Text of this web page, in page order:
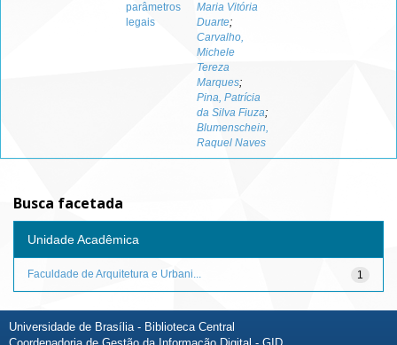
parâmetros
legais
Maria Vitória
Duarte;
Carvalho,
Michele
Tereza
Marques;
Pina, Patrícia
da Silva Fiuza;
Blumenschein,
Raquel Naves
Busca facetada
Unidade Acadêmica
1
Faculdade de Arquitetura e Urbani...
Universidade de Brasília - Biblioteca Central
Coordenadoria de Gestão da Informação Digital - GID